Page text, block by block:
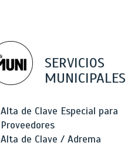
SERVICIOS
MUNICIPALES
Alta de Clave Especial para
Proveedores
Alta de Clave / Adrema